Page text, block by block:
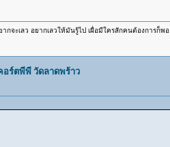
จะเลว อยากเลวให้มันรู้ไป เผื่อมีใครสักคนต้องการก็พอ
ร์ตพีพี วัดลาดพร้าว